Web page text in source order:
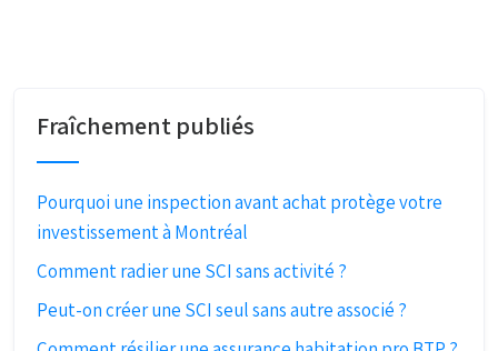
Fraîchement publiés
Pourquoi une inspection avant achat protège votre
investissement à Montréal
Comment radier une SCI sans activité ?
Peut-on créer une SCI seul sans autre associé ?